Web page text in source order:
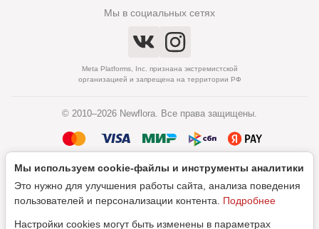
Мы в социальных сетях
Meta Platforms, Inc. признана экстремистской
организацией и запрещена на территории РФ
© 2010–2026 Newflora. Все права защищены.
Политика обработки персональных данных
Согласие на обработку персональных данных
Мы используем cookie‑файлы и инструменты аналитики
Это нужно для улучшения работы сайта, анализа поведения
пользователей и персонализации контента. Подробнее
Настройки cookies могут быть изменены в параметрах